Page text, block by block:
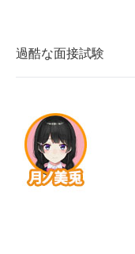
過酷な面接試験